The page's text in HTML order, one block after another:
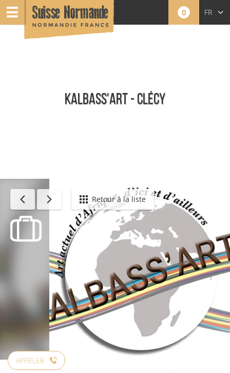
0 FR
KALBASS'ART - CLÉCY
Toute l'offre Retour à la liste
APPELER